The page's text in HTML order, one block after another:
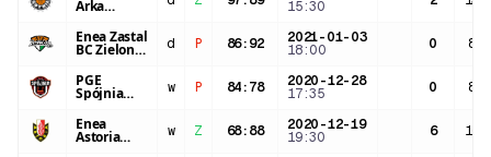
Arka
15:30
Enea Zastal
BC Zielona d P 86: 92
2021-01-03
18:00
0
PGE
Spójnia
Stargard
w P 84 : 78
2020-12-28
17:35
0
Enea
Astoria w Z 68: 88
2020-12-19
19:30
6